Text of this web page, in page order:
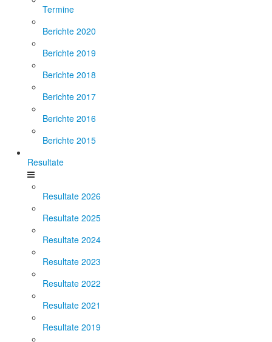
Termine
Berichte 2020
Berichte 2019
Berichte 2018
Berichte 2017
Berichte 2016
Berichte 2015
Resultate
Resultate 2026
Resultate 2025
Resultate 2024
Resultate 2023
Resultate 2022
Resultate 2021
Resultate 2019